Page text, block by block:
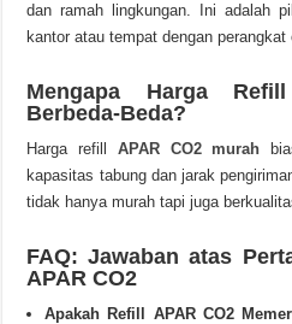
dan ramah lingkungan. Ini adalah
kantor atau tempat dengan perangkat
Mengapa Harga
Berbeda-Beda?
Harga refill APAR CO2 murah
kapasitas tabung dan jarak
tidak hanya murah tapi juga
FAQ: Jawaban atas
APAR CO2
Apakah Refill APAR CO2